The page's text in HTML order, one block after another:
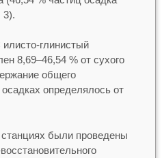
3).
глинистый
8,69–46,54 % от сухого
общего
осадках определялось от
были проведены